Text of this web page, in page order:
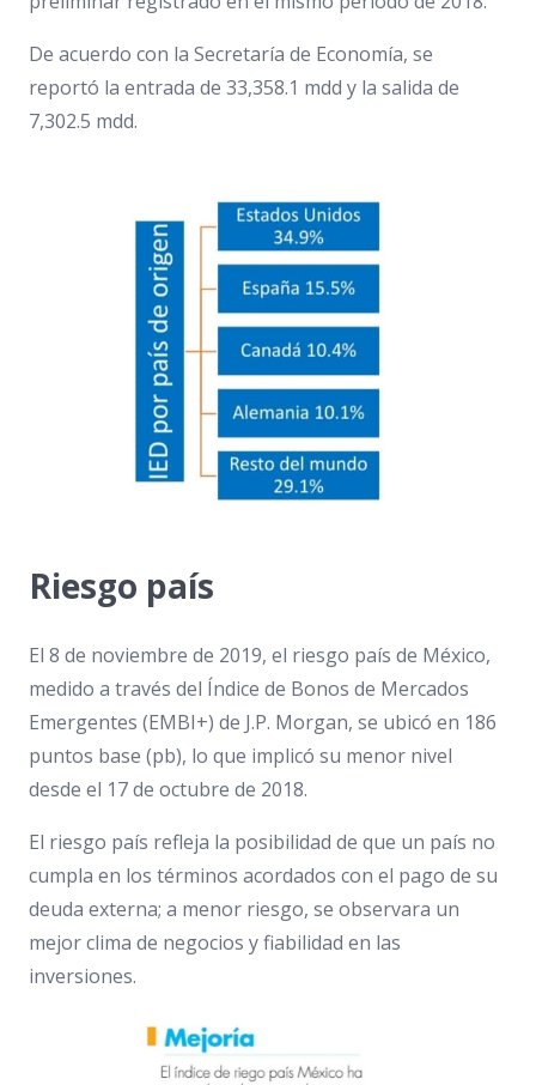
De acuerdo con la Secretaría de Economía, se
reportó la entrada de 33,358.1 mdd y la salida de
7,302.5 mdd.
Riesgo país
El 8 de noviembre de 2019, el riesgo país de México,
medido a través del Índice de Bonos de Mercados
Emergentes (EMBI+) de J.P. Morgan, se ubicó en 186
puntos base (pb), lo que implicó su menor nivel
desde el 17 de octubre de 2018.
El riesgo país refleja la posibilidad de que un país no
cumpla en los términos acordados con el pago de su
deuda externa; a menor riesgo, se observara un
mejor clima de negocios y fiabilidad en las
inversiones.